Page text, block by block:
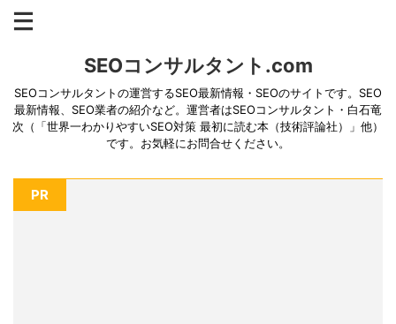
SEOコンサルタント.com
SEOコンサルタントの運営するSEO最新情報・SEOのサイトです。SEO
最新情報、SEO業者の紹介など。運営者はSEOコンサルタント・白石竜
次（「世界一わかりやすいSEO対策 最初に読む本（技術評論社）」他）
です。お気軽にお問合せください。
PR